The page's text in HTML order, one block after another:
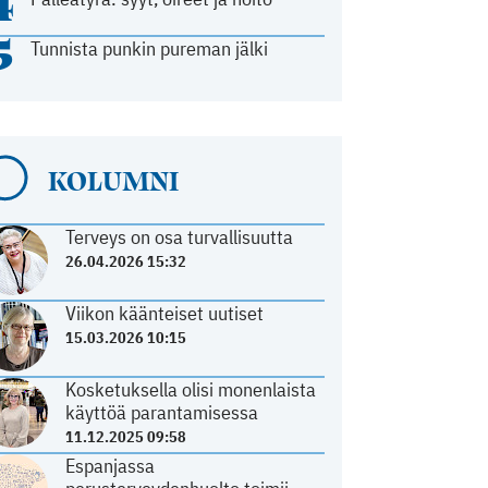
Tunnista punkin pureman jälki
KOLUMNI
Terveys on osa turvallisuutta
26.04.2026 15:32
Viikon käänteiset uutiset
15.03.2026 10:15
Kosketuksella olisi monenlaista
käyttöä parantamisessa
11.12.2025 09:58
Espanjassa